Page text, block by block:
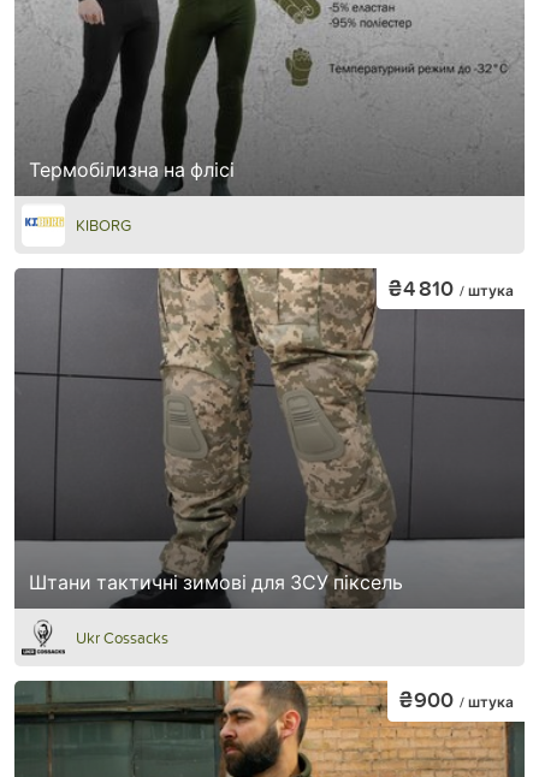
Термобілизна на флісі
KIBORG
Штани тактичні зимові для ЗСУ піксель
₴4 810 / штука
Ukr Cossacks
₴900 / штука